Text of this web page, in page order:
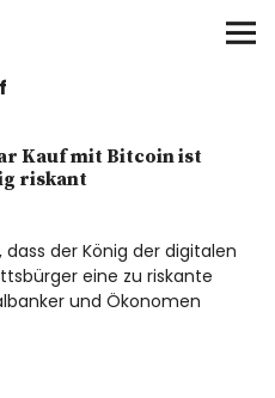
Kauf mit Bitcoin ist
riskant
der König der digitalen
eine zu riskante
und Ökonomen